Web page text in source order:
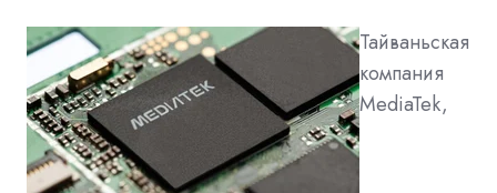
Тайваньская
компания
MediaTek,